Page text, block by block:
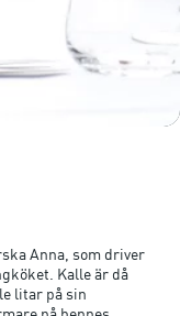
Anna, som driver
Kalle är då
litar på sin